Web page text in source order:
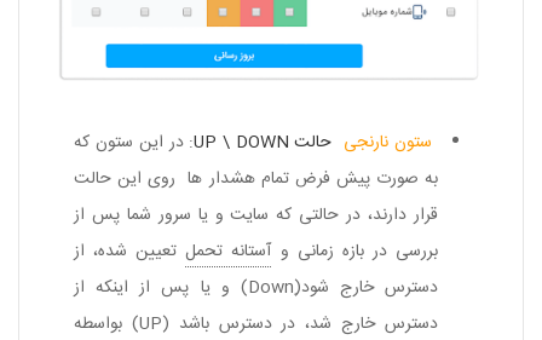
ستون نارنجی حالت UP \ DOWN
: در این ستون که
به صورت پیش فرض تمام هشدار ها روی این حالت
قرار دارند، در حالتی که سایت و یا سرور شما پس از
بررسی در بازه زمانی و آستانه تحمل تعیین شده، از
دسترس خارج شود(ِDown) و یا پس از اینکه از
دسترس خارج شد، در دسترس باشد (UP) بواسطه